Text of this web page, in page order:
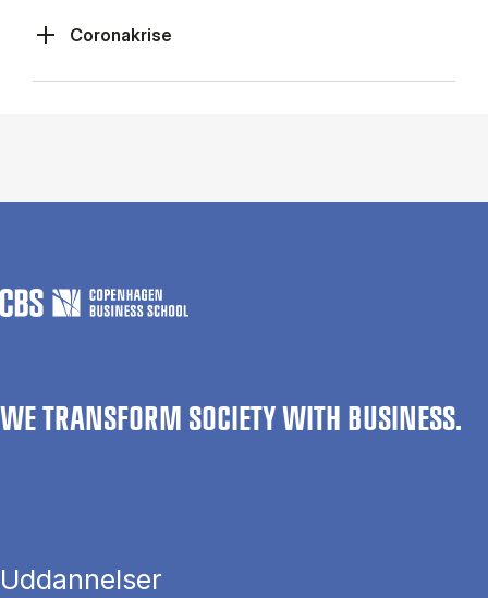
Coronakrise
WE TRANSFORM SOCIETY WITH BUSINESS.
Uddannelser